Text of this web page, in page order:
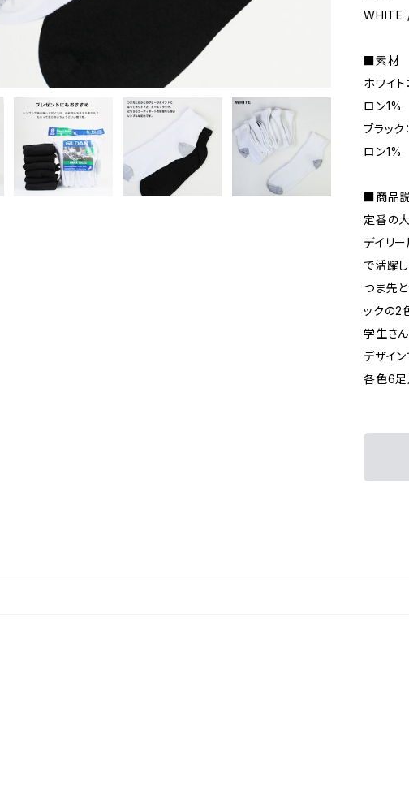
WHITE
■素材
ホワイ
ロン1%
ブラッ
ロン1%
■商品
定番の
デイリ
で活躍し
つま先
ックの2
学生さ
デザイン
各色6足